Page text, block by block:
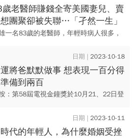
老醫師賺錢全寄美國妻兒、賣
團聚卻被失聯…「孑然一生」
安養院，悲連600元都欠繳
一名83歲的老醫師，年輕時病人很多，
前妻子告訴他，賣掉台灣所有房產，錢寄
美給她，買更大房子，...
2023-10-18
將爸默默做事 想表現一百分得
備到兩百
：第58屆電視金鐘獎於10月21、22日登
》、《姐妹們的音樂萬萬歲》雙料入圍綜
目主持人獎，...
2023-10-11
代的年輕人，為什麼婚姻受挫